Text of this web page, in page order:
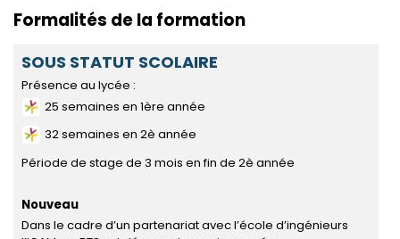
Formalités de la formation
SOUS STATUT SCOLAIRE
Présence au lycée :
25 semaines en 1ère année
32 semaines en 2è année
Période de stage de 3 mois en fin de 2è année
Nouveau
Dans le cadre d’un partenariat avec l’école d’ingénieurs